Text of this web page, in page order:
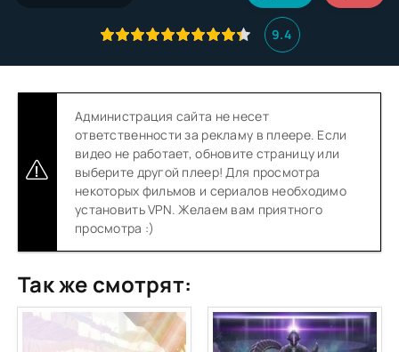
9.4
Администрация сайта не несет
ответственности за рекламу в плеере. Если
видео не работает, обновите страницу или
выберите другой плеер! Для просмотра
некоторых фильмов и сериалов необходимо
установить VPN. Желаем вам приятного
просмотра :)
Так же смотрят: